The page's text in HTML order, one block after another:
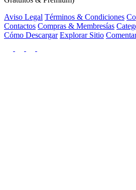
Aviso Legal Términos & Condiciones
Contactos Compras & Membresías
Cómo Descargar Explorar Sitio